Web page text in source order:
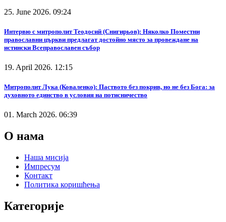
25. June 2026. 09:24
Интервю с митрополит Теодосий (Снигирьов): Няколко Поместни
православни църкви предлагат достойно място за провеждане на
истински Всеправославен събор
19. April 2026. 12:15
Митрополит Лука (Коваленко): Паството без покрив, но не без Бога: за
духовното единство в условия на потисничество
01. March 2026. 06:39
О нама
Наша мисија
Импресум
Контакт
Политика коришћења
Категорије